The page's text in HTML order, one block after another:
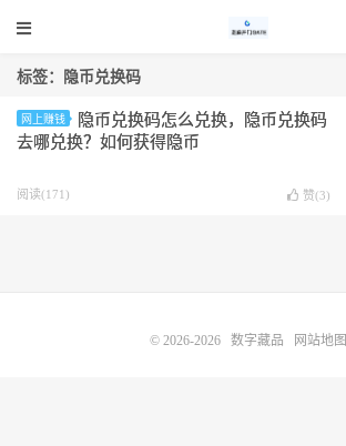
标签：隐币兑换码
网上赚钱
隐币兑换码怎么兑换，隐币兑换码
去哪兑换？如何获得隐币
阅读(171) 赞(3)
© 2026-2026 数字藏品 网站地图